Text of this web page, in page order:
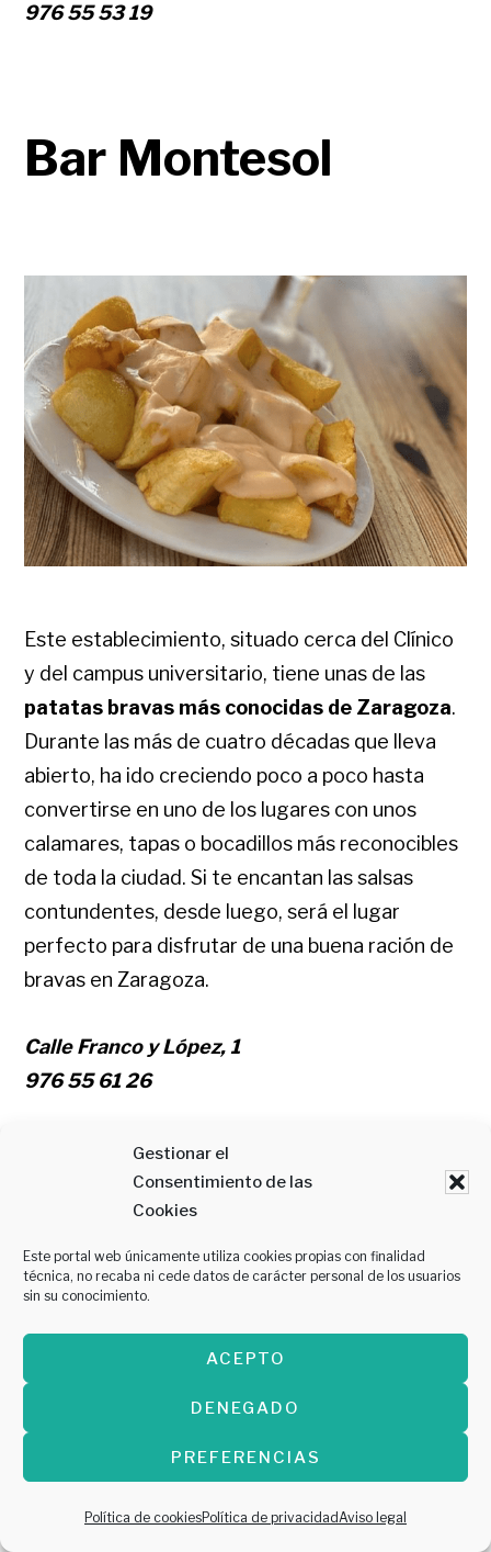
Gestionar el
Consentimiento de las
Cookies
Este portal web únicamente utiliza cookies propias con finalidad
técnica, no recaba ni cede datos de carácter personal de los usuarios
sin su conocimiento.
ACEPTO
DENEGADO
PREFERENCIAS
Política de cookiesPolítica de privacidadAviso legal
976 55 53 19
Bar Montesol
Este establecimiento, situado cerca del Clínico
y del campus universitario, tiene unas de las
patatas bravas más conocidas de Zaragoza.
Durante las más de cuatro décadas que lleva
abierto, ha ido creciendo poco a poco hasta
convertirse en uno de los lugares con unos
calamares, tapas o bocadillos más reconocibles
de toda la ciudad. Si te encantan las salsas
contundentes, desde luego, será el lugar
perfecto para disfrutar de una buena ración de
bravas en Zaragoza.
Calle Franco y López, 1
976 55 61 26
Mr Dumbo